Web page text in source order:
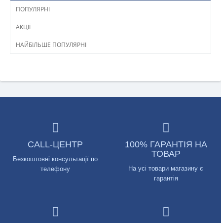
ПОПУЛЯРНІ
АКЦІЇ
НАЙБІЛЬШЕ ПОПУЛЯРНІ
CALL-ЦЕНТР
Безкоштовні консультації по
телефону
100% ГАРАНТІЯ НА
ТОВАР
На усі товари магазину є
гарантія